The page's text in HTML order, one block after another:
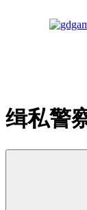
缉私警